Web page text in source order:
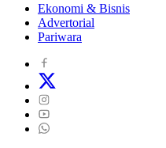
Ekonomi & Bisnis
Advertorial
Pariwara